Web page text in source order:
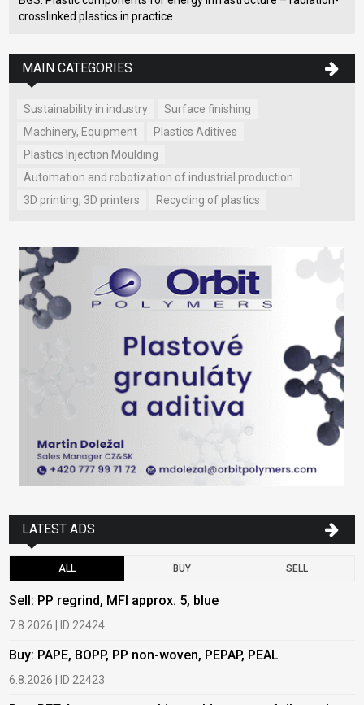
crosslinked plastics in practice
MAIN CATEGORIES
Sustainability in industry
Surface finishing
Machinery, Equipment
Plastics Aditives
Plastics Injection Moulding
Automation and robotization of industrial production
3D printing, 3D printers
Recycling of plastics
LATEST ADS
ALL BUY SELL
Sell: PP regrind, MFI approx. 5, blue
7.8.2026 | ID 22424
Buy: PAPE, BOPP, PP non-woven, PEPAP, PEAL
6.8.2026 | ID 22423